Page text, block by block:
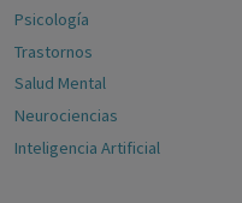
Psicología
Trastornos
Salud Mental
Neurociencias
Inteligencia Artificial